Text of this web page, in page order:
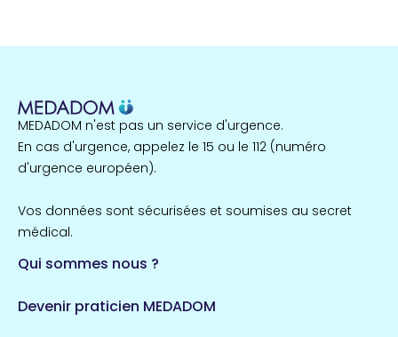
MEDADOM n'est pas un service d'urgence.
En cas d'urgence, appelez le 15 ou le 112 (numéro
d'urgence européen).
Vos données sont sécurisées et soumises au secret
médical.
Qui sommes nous ?
Devenir praticien MEDADOM